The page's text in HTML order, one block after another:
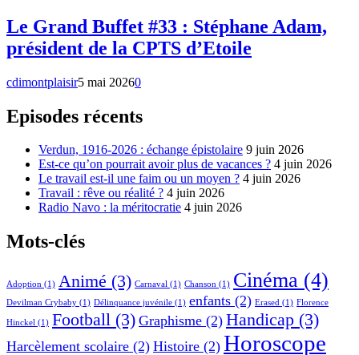
Le Grand Buffet #33 : Stéphane Adam,
président de la CPTS d’Etoile
cdimontplaisir5 mai 20260
Episodes récents
Verdun, 1916-2026 : échange épistolaire 9 juin 2026
Est-ce qu’on pourrait avoir plus de vacances ? 4 juin 2026
Le travail est-il une faim ou un moyen ? 4 juin 2026
Travail : rêve ou réalité ? 4 juin 2026
Radio Navo : la méritocratie 4 juin 2026
Mots-clés
Adoption (1) Animé (3) Carnaval (1) Chanson (1) Cinéma (4)
Devilman Crybaby (1) Délinquance juvénile (1) enfants (2) Erased (1) Florence
Hinckel (1) Football (3) Graphisme (2) Handicap (3)
Harcèlement scolaire (2) Histoire (2) Horoscope